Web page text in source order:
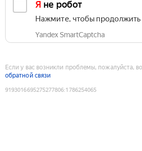
Я не робот
Нажмите, чтобы продолжить
Yandex SmartCaptcha
Если у вас возникли проблемы, пожалуйста,
обратной связи
9193016695275277806:1786254065